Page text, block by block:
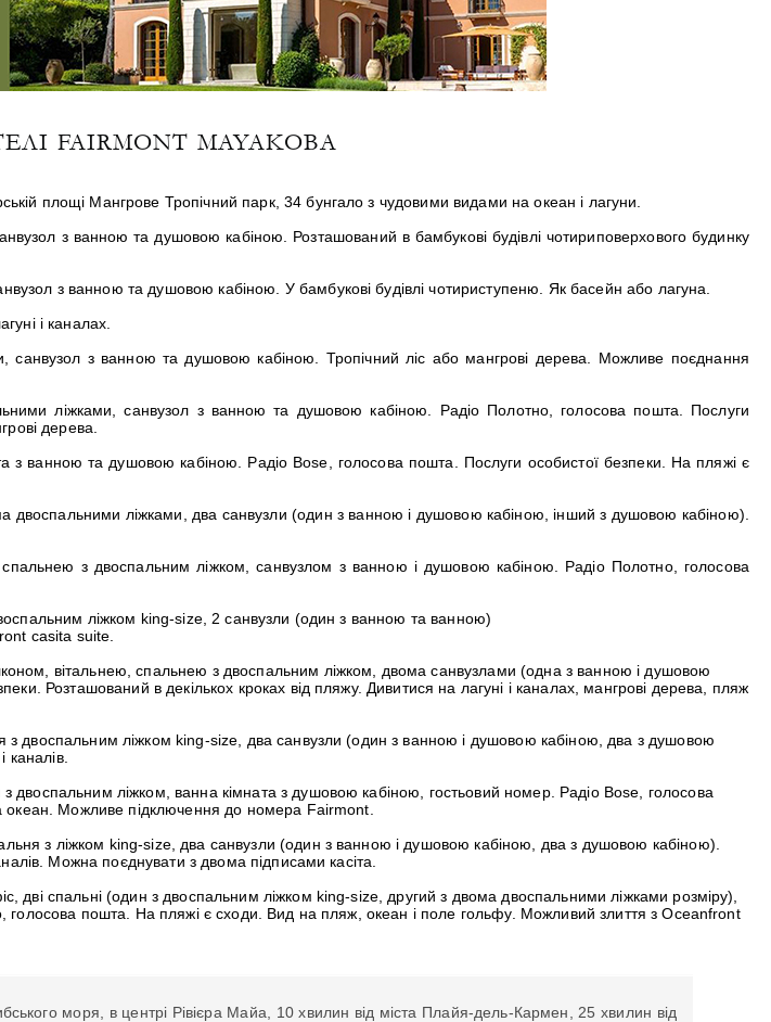
FAIRMONT MAYAKOBA
площі Мангрове Тропічний парк, 34 бунгало з чудовими видами на океан і лагуни.
з ванною та душовою кабіною. Розташований в бамбукові будівлі чотириповерхового будинку
з ванною та душовою кабіною. У бамбукові будівлі чотириступеню. Як басейн або лагуна.
і каналах.
з ванною та душовою кабіною. Тропічний ліс або мангрові дерева. Можливе поєднання
ліжками, санвузол з ванною та душовою кабіною. Радіо Полотно, голосова пошта. Послуги
дерева.
ванною та душовою кабіною. Радіо Bose, голосова пошта. Послуги особистої безпеки. На пляжі є
двоспальними ліжками, два санвузли (один з ванною і душовою кабіною, інший з душовою кабіною).
з двоспальним ліжком, санвузлом з ванною і душовою кабіною. Радіо Полотно, голосова
ліжком king-size, 2 санвузли (один з ванною та ванною)
casita suite.
вітальнею, спальнею з двоспальним ліжком, двома санвузлами (одна з ванною і душовою
Розташований в декількох кроках від пляжу. Дивитися на лагуні і каналах, мангрові дерева, пляж
двоспальним ліжком king-size, два санвузли (один з ванною і душовою кабіною, два з душовою
ліжком, ванна кімната з душовою кабіною, гостьовий номер. Радіо Bose, голосова
океан. Можливе підключення до номера Fairmont.
з ліжком king-size, два санвузли (один з ванною і душовою кабіною, два з душовою кабіною).
Можна поєднувати з двома підписами касіта.
дві спальні (один з двоспальним ліжком king-size, другий з двома двоспальними ліжками розміру),
пошта. На пляжі є сходи. Вид на пляж, океан і поле гольфу. Можливий злиття з Oceanfront
моря, в центрі Рівієра Майа, 10 хвилин від міста Плайя-дель-Кармен, 25 хвилин від